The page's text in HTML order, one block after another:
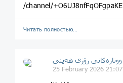
/channel/+O6UJ8nfFqOFgpaKE
Читать полностью…
ووتارەکانی رۆژی ھەینی
25 February 2026 21:07